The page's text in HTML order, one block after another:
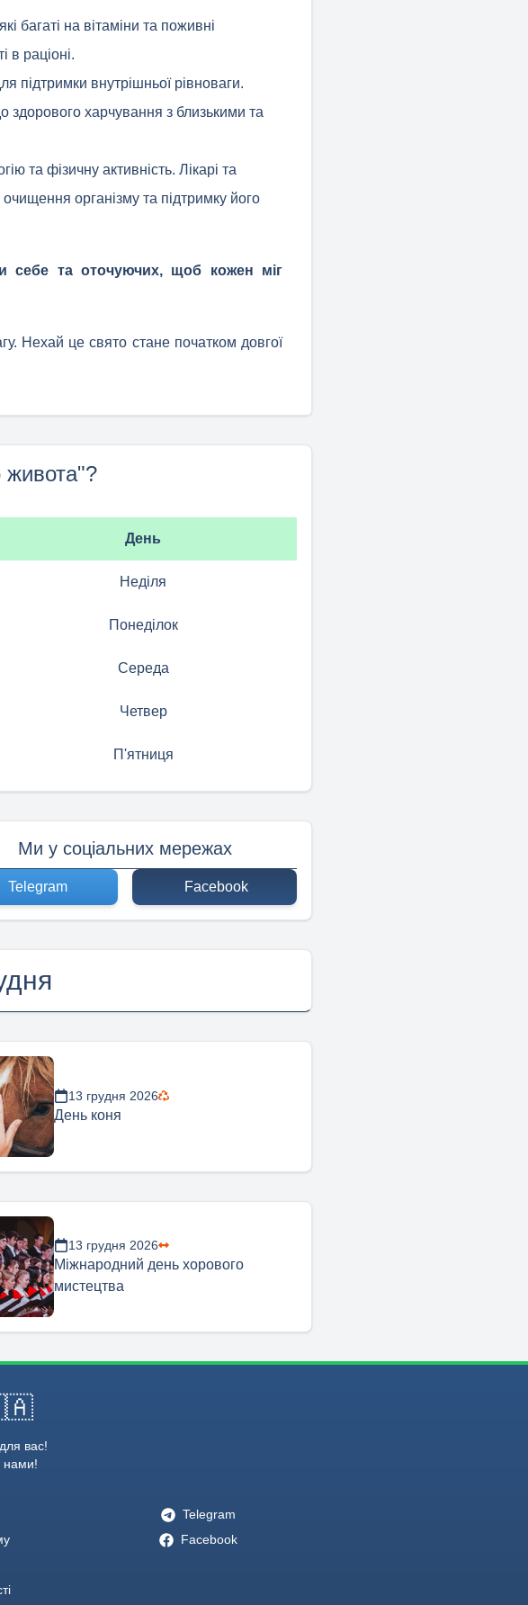
багаті на вітаміни та поживні
в раціоні.
підтримки внутрішньої рівноваги.
здорового харчування з близькими та
та фізичну активність. Лікарі та
організму та підтримку його
себе та оточуючих, щоб кожен міг
Нехай це свято стане початком довгої
живота"?
День
Неділя
Понеділок
Середа
Четвер
П'ятниця
Ми у соціальних мережах
Telegram Facebook
13 грудня 2026
День коня
13 грудня 2026
Міжнародний день хорового
мистецтва
вас!
нами!
Telegram
Facebook